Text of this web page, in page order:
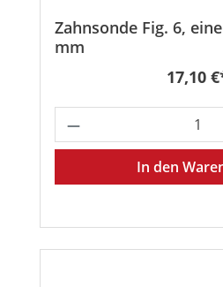
Zahnsonde Fig. 6,
mm
17,10
Produkt Anzahl:
In den